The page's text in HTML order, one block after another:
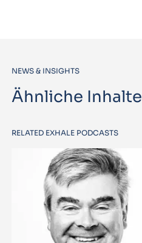
NEWS & INSIGHTS
Ähnliche Inhalte
RELATED EXHALE PODCASTS